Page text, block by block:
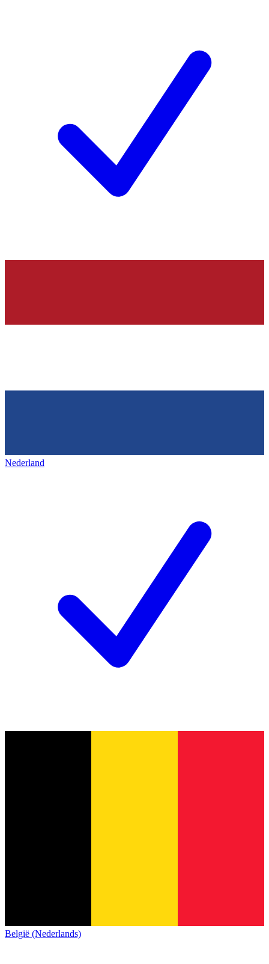
Nederland
België (Nederlands)